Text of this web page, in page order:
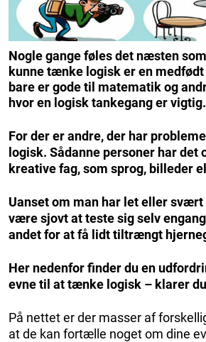
Nogle gange føles det næsten
kunne tænke logisk er en medfødt
bare er gode til matematik og
hvor en logisk tankegang er vigtig.
For der er andre, der har
logisk. Sådanne personer har det
kreative fag, som sprog, billeder
Uanset om man har let eller
være sjovt at teste sig selv
andet for at få lidt tiltrængt
Her nedenfor finder du en
evne til at tænke logisk – klarer
På nettet er der masser af
at de kan fortælle noget om dine